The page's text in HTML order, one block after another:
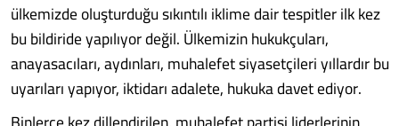
ülkemizde oluşturduğu sıkıntılı iklime dair tespitler ilk kez
bu bildiride yapılıyor değil. Ülkemizin hukukçuları,
anayasacıları, aydınları, muhalefet siyasetçileri yıllardır bu
uyarıları yapıyor, iktidarı adalete, hukuka davet ediyor.